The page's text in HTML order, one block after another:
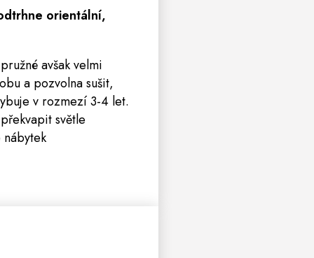
orientální,
avšak velmi
a pozvolna sušit,
v rozmezí 3-4 let.
světle